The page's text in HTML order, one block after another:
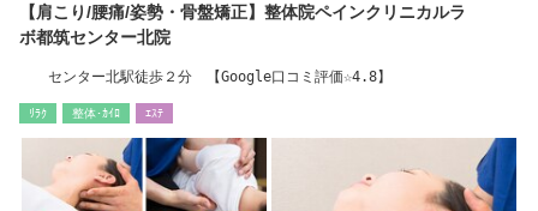
【肩こり/腰痛/姿勢・骨盤矯正】整体院ペインクリニカルラ
ボ都筑センター北院
センター北駅徒歩２分 【Google口コミ評価☆4.8】
ﾘﾗｸ 整体･ｶｲﾛ ｴｽﾃ